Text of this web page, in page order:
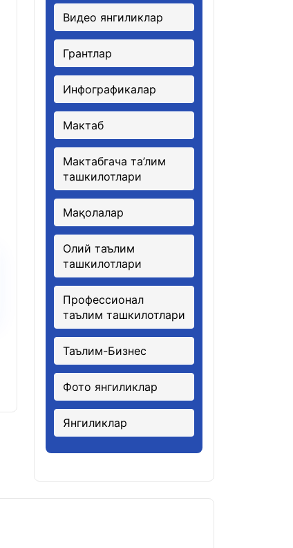
Видео янгиликлар
Грантлар
Инфографикалар
Мактаб
Мактабгача та’лим
ташкилотлари
Мақолалар
Олий таълим
ташкилотлари
Профессионал
таълим ташкилотлари
Таълим-Бизнес
Фото янгиликлар
Янгиликлар